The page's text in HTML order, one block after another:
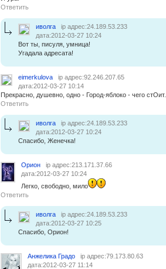
Ответить
иволга
ip адрес:24.189.53.233
дата:2012-03-27 10:24
Вот ты, писуля, умница!
Угадала адресата!
eimerkulova
ip адрес:92.246.207.65
дата:2012-03-27 10:14
Прекрасно, душевно, одно - Город-яблоко - чего стОит.
Ответить
иволга
ip адрес:24.189.53.233
дата:2012-03-27 10:24
Спасибо, Женечка!
Орион
ip адрес:213.171.37.66
дата:2012-03-27 10:24
Легко, свободно, мило
Ответить
иволга
ip адрес:24.189.53.233
дата:2012-03-27 10:25
Спасибо, Орион!
Анжелика Градо
ip адрес:79.173.80.63
дата:2012-03-27 11:14